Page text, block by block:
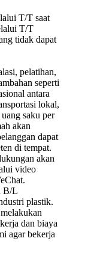
T/T saat
T/T
tidak dapat
pelatihan,
seperti
antara
lokal,
saku per
akan
dapat
di tempat.
akan
video
B/L
plastik.
dan biaya
agar bekerja